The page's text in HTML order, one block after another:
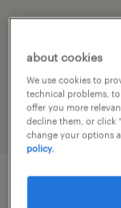
job category
about cookies
We use cookies to
technical problems,
offer you more
decline them, or click
change your options
policy.